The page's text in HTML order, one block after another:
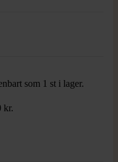
som 1 st i lager.
kr.